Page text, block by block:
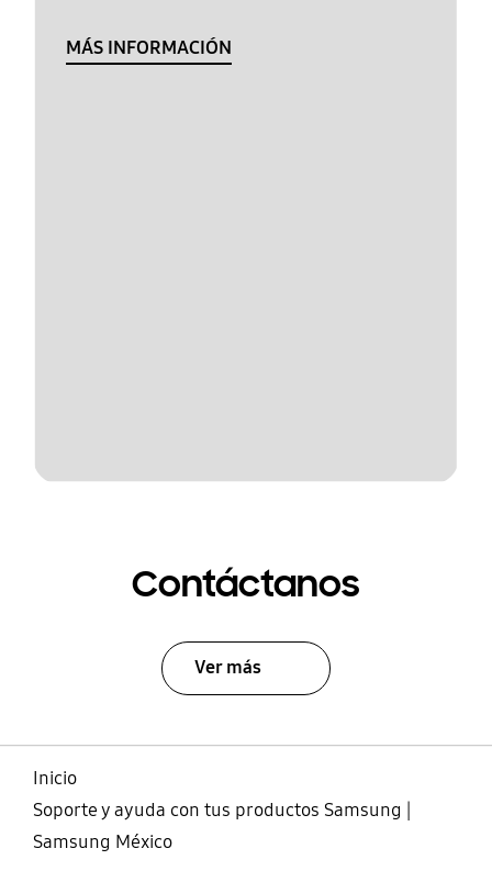
MÁS INFORMACIÓN
Contáctanos
Ver más
Inicio
Soporte y ayuda con tus productos Samsung |
Samsung México